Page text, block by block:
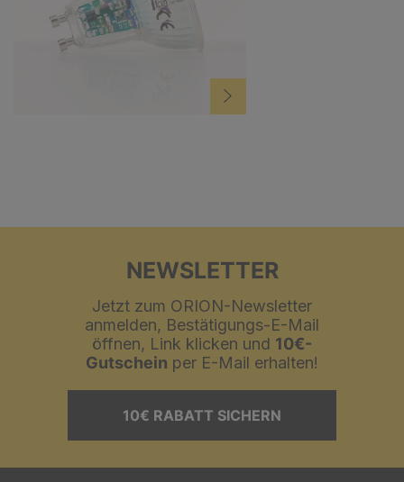
NEWSLETTER
Jetzt zum ORION-Newsletter
anmelden, Bestätigungs-E-Mail
öffnen, Link klicken und 10€-
Gutschein per E-Mail erhalten!
10€ RABATT SICHERN